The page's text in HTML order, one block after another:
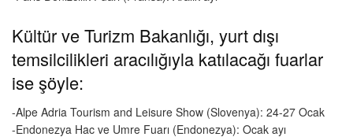
Kültür ve Turizm Bakanlığı, yurt dışı
temsilcilikleri aracılığıyla katılacağı fuarlar
ise şöyle:
-Alpe Adria Tourism and Leisure Show (Slovenya): 24-27 Ocak
-Endonezya Hac ve Umre Fuarı (Endonezya): Ocak ayı